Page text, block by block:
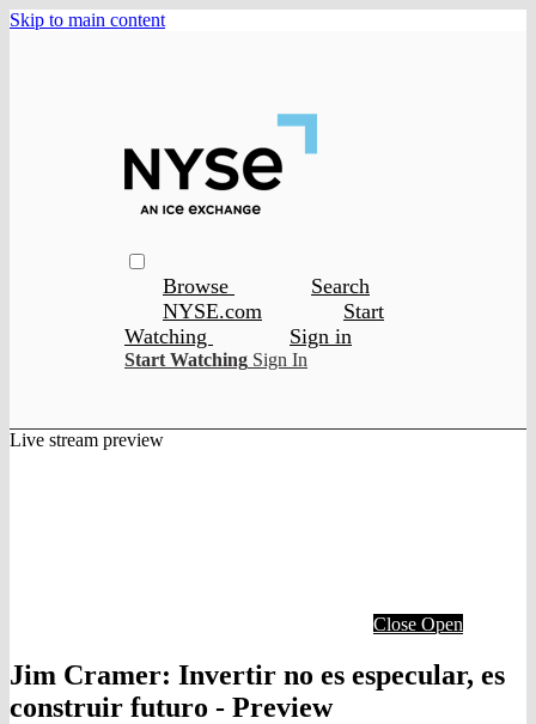
Skip to main content
Browse
Search
NYSE.com
Start
Watching
Sign in
Start Watching Sign In
Live stream preview
Close Open
Jim Cramer: Invertir no es especular, es
construir futuro - Preview